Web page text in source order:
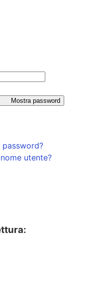
Mostra password
utente?